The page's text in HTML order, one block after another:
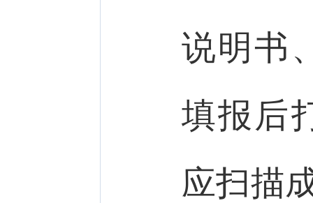
说明书
填报后
应扫描